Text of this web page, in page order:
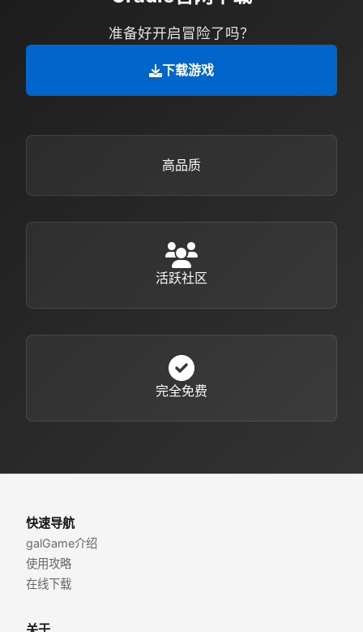
准备好开启冒险了吗？
下载游戏
高品质
活跃社区
完全免费
快速导航
galGame介绍
使用攻略
在线下载